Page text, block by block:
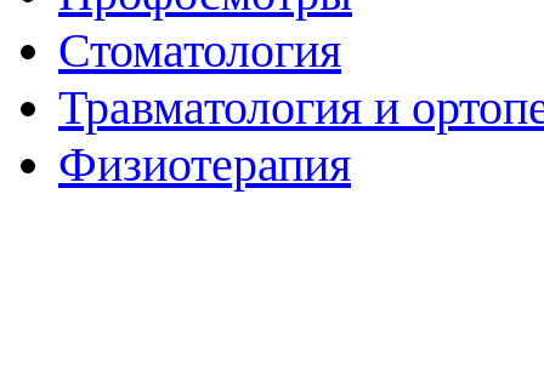
Стоматология
Травматология и
Физиотерапия